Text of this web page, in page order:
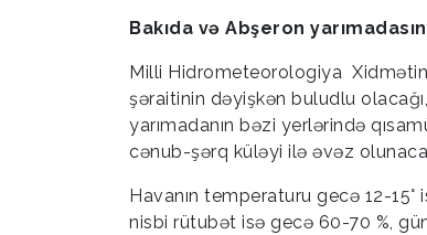
Bakıda və Abşeron
Milli Hidrometeorologiya
şəraitinin dəyişkən buludlu
yarımadanın bəzi yerlərində
cənub-şərq küləyi ilə əvəz
Havanın temperaturu gecə 12-
nisbi rütubət isə gecə 60-70 %,